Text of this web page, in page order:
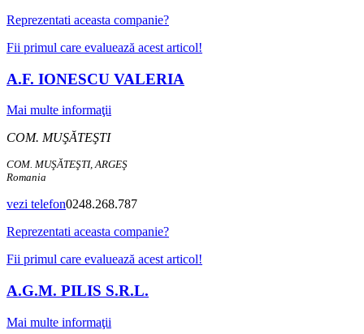
Reprezentati aceasta companie?
Fii primul care evaluează acest articol!
A.F. IONESCU VALERIA
Mai multe informaţii
COM. MUŞĂTEŞTI
COM. MUŞĂTEŞTI, ARGEŞ
Romania
vezi telefon0248.268.787
Reprezentati aceasta companie?
Fii primul care evaluează acest articol!
A.G.M. PILIS S.R.L.
Mai multe informaţii